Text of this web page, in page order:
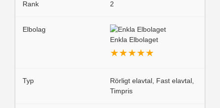
2
Enkla Elbolaget
★★★★★
Rörligt elavtal, Fast elavtal,
Timpris